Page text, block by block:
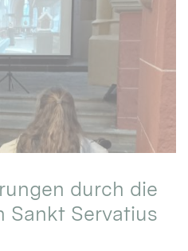
durch die
Sankt Servatius